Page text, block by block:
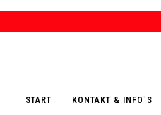
START KONTAKT & INFO`S